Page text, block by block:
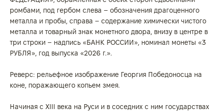
ромбами, под гербом слева – обозначения драгоценного
металла и пробы, справа – содержание химически чистого
металла и товарный знак монетного двора, внизу в центре в
три строки – надпись «БАНК РОССИИ», номинал монеты «3
РУБЛЯ», год выпуска «2026 г.».
Реверс: рельефное изображение Георгия Победоносца на
коне, поражающего копьем змея.
Начиная с XIII века на Руси и в соседних с ним государствах